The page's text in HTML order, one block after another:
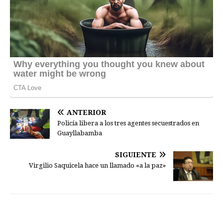
ANTERIOR
Policía libera a los tres agentes secuestrados en
Guayllabamba
SIGUIENTE
Virgilio Saquicela hace un llamado «a la paz»